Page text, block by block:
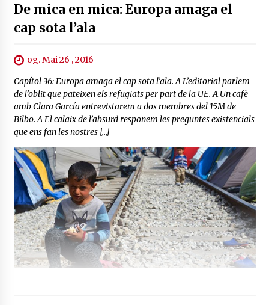
De mica en mica: Europa amaga el
cap sota l’ala
og. Mai 26 , 2016
Capítol 36: Europa amaga el cap sota l’ala. A L’editorial parlem
de l’oblit que pateixen els refugiats per part de la UE. A Un cafè
amb Clara García entrevistarem a dos membres del 15M de
Bilbo. A El calaix de l’absurd responem les preguntes existencials
que ens fan les nostres […]